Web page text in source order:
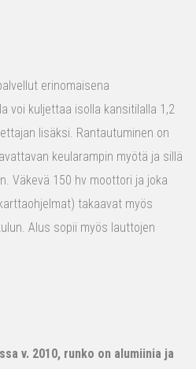
erinomaisena
voi kuljettaa isolla kansitilalla 1,2
lisäksi. Rantautuminen on
keularampin myötä ja sillä
Väkevä 150 hv moottori ja joka
takaavat myös
Alus sopii myös lauttojen
v. 2010, runko on alumiinia ja